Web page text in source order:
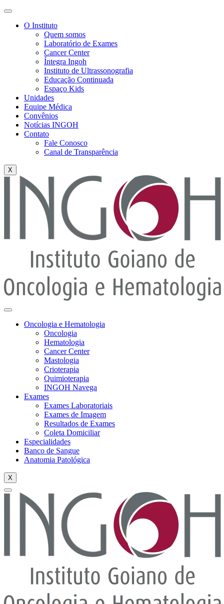
O Instituto
Quem somos
Laboratório de Exames
Cancer Center
Íntegra Ingoh
Instituto de Ultrassonografia
Educação Continuada
Espaço Kids
Unidades
Equipe Médica
Convênios
Notícias INGOH
Contato
Fale Conosco
Canal de Transparência
X
Oncologia e Hematologia
Oncologia
Hematologia
Cancer Center
Mastologia
Crioterapia
Quimioterapia
INGOH Navega
Exames
Exames Laboratoriais
Exames de Imagem
Resultados de Exames
Coleta Domiciliar
Especialidades
Banco de Sangue
Anatomia Patológica
X